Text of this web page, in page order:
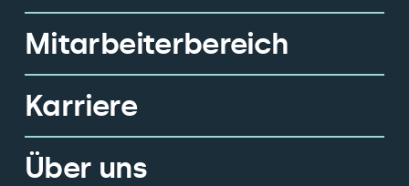
Mitarbeiterbereich
Karriere
Über uns